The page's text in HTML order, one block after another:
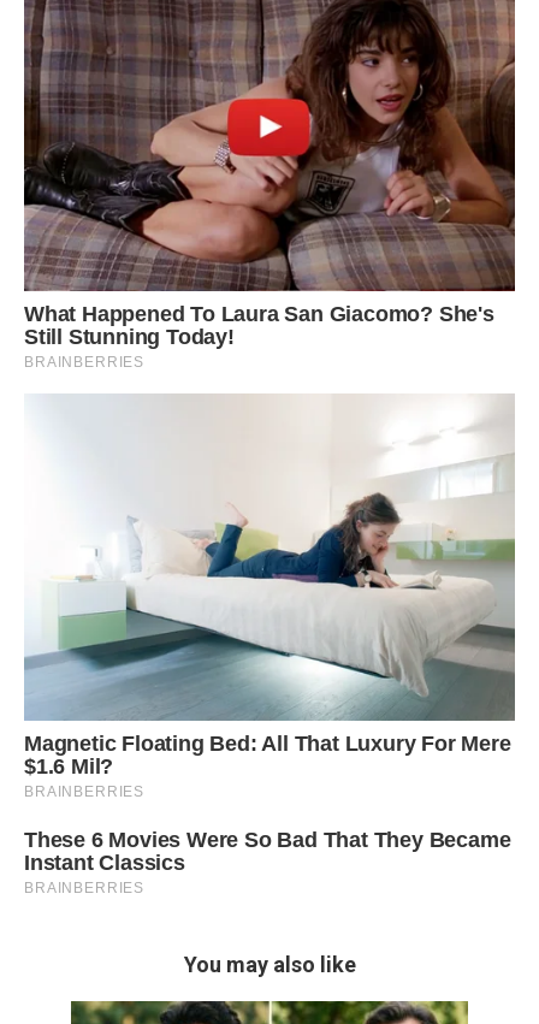
You may also like